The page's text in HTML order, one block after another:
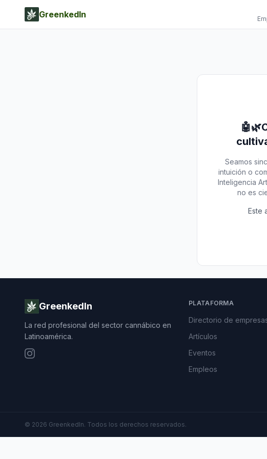
GreenkedIn
Seamos
intuición o
Inteligencia
no es
Este
GreenkedIn
La red profesional del sector cannábico en
Latinoamérica.
PLATAFORMA
Directorio de
Artículos
Eventos
Empleos
© 2026 GreenkedIn. Todos los derechos reservados.